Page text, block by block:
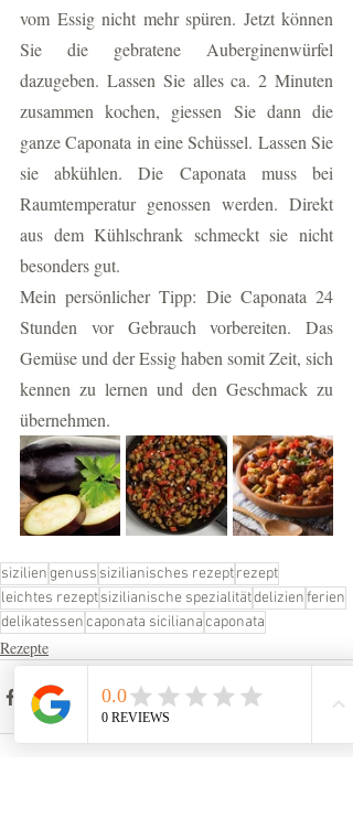
vom Essig nicht mehr spüren. Jetzt können
Sie die gebratene Auberginenwürfel
dazugeben. Lassen Sie alles ca. 2 Minuten
zusammen kochen, giessen Sie dann die
ganze Caponata in eine Schüssel. Lassen Sie
sie abkühlen. Die Caponata muss bei
Raumtemperatur genossen werden. Direkt
aus dem Kühlschrank schmeckt sie nicht
besonders gut.
Mein persönlicher Tipp: Die Caponata 24
Stunden vor Gebrauch vorbereiten. Das
Gemüse und der Essig haben somit Zeit, sich
kennen zu lernen und den Geschmack zu
übernehmen.
siziliengenuss sizilianisches rezeptrezept
leichtes rezeptsizilianische spezialitätdelizienferien
delikatessencaponata sicilianacaponata
Rezepte